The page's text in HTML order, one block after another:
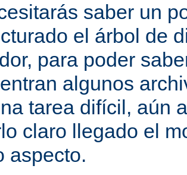
saber un
el árbol de
para poder
algunos
tarea difícil, aún
claro llegado el
aspecto.